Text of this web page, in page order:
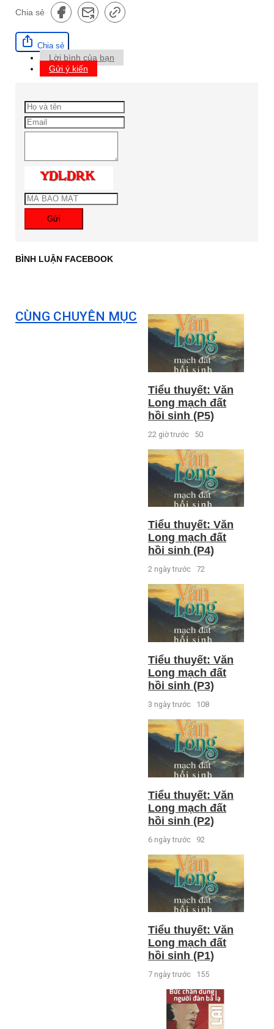
Chia sẻ
Chia sẻ
Lời bình của bạn
Gửi ý kiến
Gửi
BÌNH LUẬN FACEBOOK
CÙNG CHUYÊN MỤC
Tiểu thuyết: Văn
Long mạch đất
hồi sinh (P5)
22 giờ trước 50
Tiểu thuyết: Văn
Long mạch đất
hồi sinh (P4)
2 ngày trước 72
Tiểu thuyết: Văn
Long mạch đất
hồi sinh (P3)
3 ngày trước 108
Tiểu thuyết: Văn
Long mạch đất
hồi sinh (P2)
6 ngày trước 92
Tiểu thuyết: Văn
Long mạch đất
hồi sinh (P1)
7 ngày trước 155